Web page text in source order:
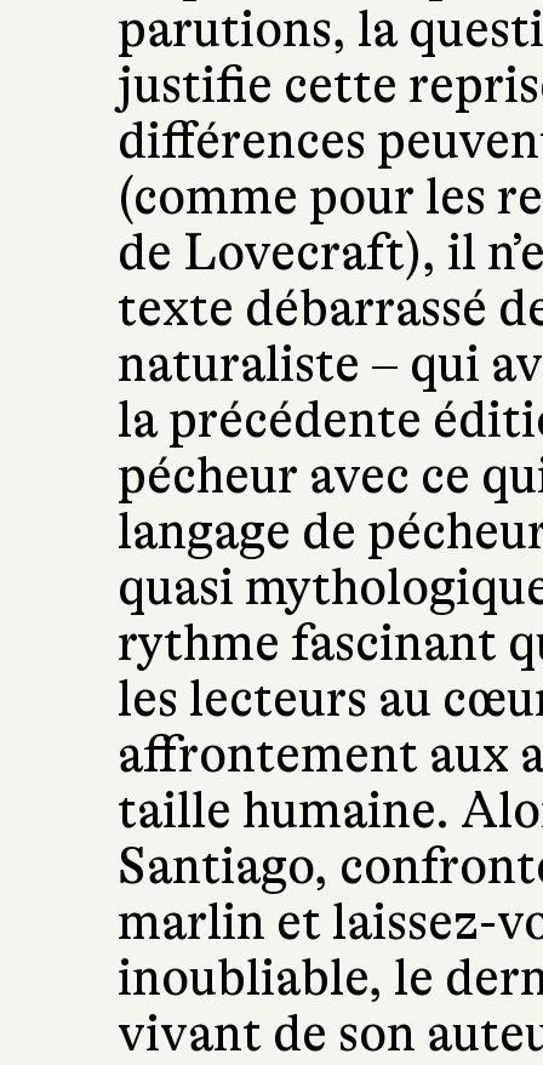
parutions, la
justifie cette
différences
(comme pour les
de Lovecraft), il
texte débarrassé
naturaliste – qui
la précédente
pécheur avec ce
langage de
quasi
rythme fascinant
les lecteurs au
affrontement aux
taille humaine.
Santiago,
marlin et laissez-
inoubliable, le
vivant de son